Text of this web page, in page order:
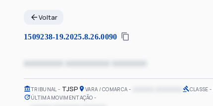
Voltar
1509238-19.2025.8.26.0090
xxxxxxxx xxxxxxxxx xxxxxxx
TRIBUNAL TJSP VARA / COMARCA CLASSE
ÚLTIMA MOVIMENTAÇÃO